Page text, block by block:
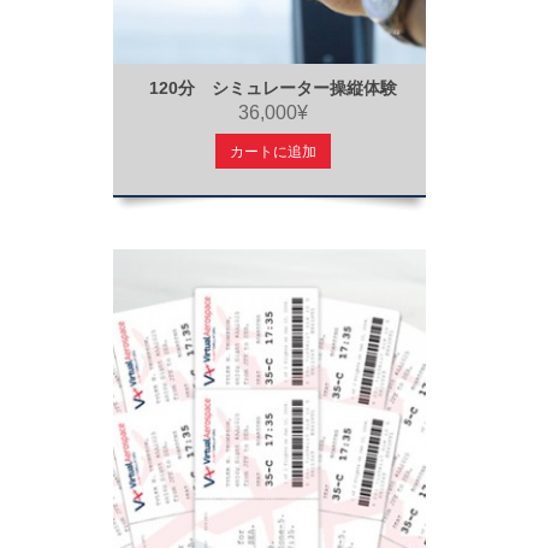
120分 シミュレーター操縦体験
36,000¥
カートに追加